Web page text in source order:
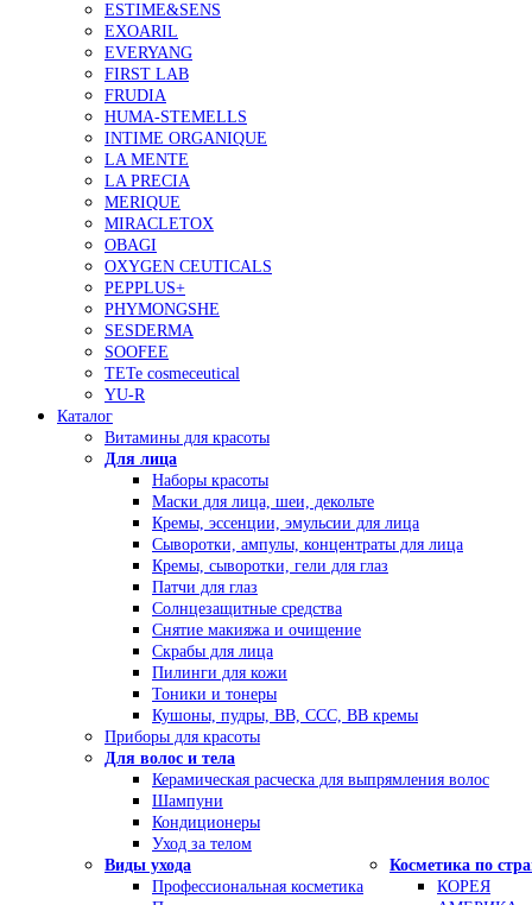
ESTIME&SENS
EXOARIL
EVERYANG
FIRST LAB
FRUDIA
HUMA-STEMELLS
INTIME ORGANIQUE
LA MENTE
LA PRECIA
MERIQUE
MIRACLETOX
OBAGI
OXYGEN CEUTICALS
PEPPLUS+
PHYMONGSHE
SESDERMA
SOOFEE
TETe cosmeceutical
YU-R
Каталог
Витамины для красоты
Для лица
Наборы красоты
Маски для лица, шеи, декольте
Кремы, эссенции, эмульсии для лица
Сыворотки, ампулы, концентраты для лица
Кремы, сыворотки, гели для глаз
Патчи для глаз
Солнцезащитные средства
Снятие макияжа и очищение
Скрабы для лица
Пилинги для кожи
Тоники и тонеры
Кушоны, пудры, ВВ, ССС, ВВ кремы
Приборы для красоты
Для волос и тела
Керамическая расческа для выпрямления волос
Шампуни
Кондиционеры
Уход за телом
Виды ухода
Профессиональная косметика
Косметика по
КОРЕЯ